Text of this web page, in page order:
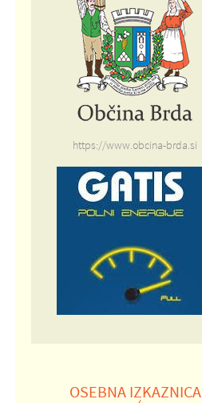
https://www.obcina-brda.si
OSEBNA IZKAZNICA